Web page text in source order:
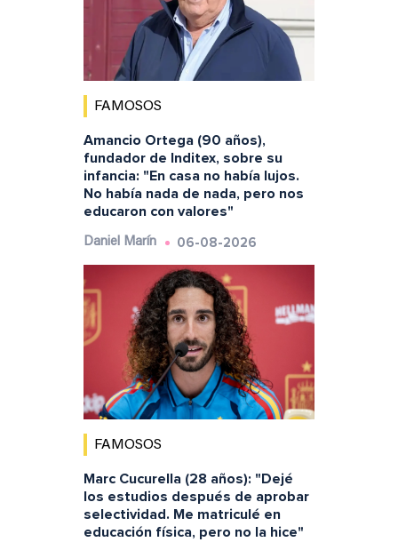
FAMOSOS
Amancio Ortega (90 años),
fundador de Inditex, sobre su
infancia: "En casa no había lujos.
No había nada de nada, pero nos
educaron con valores"
Daniel Marín 06-08-2026
FAMOSOS
Marc Cucurella (28 años): "Dejé
los estudios después de aprobar
selectividad. Me matriculé en
educación física, pero no la hice"